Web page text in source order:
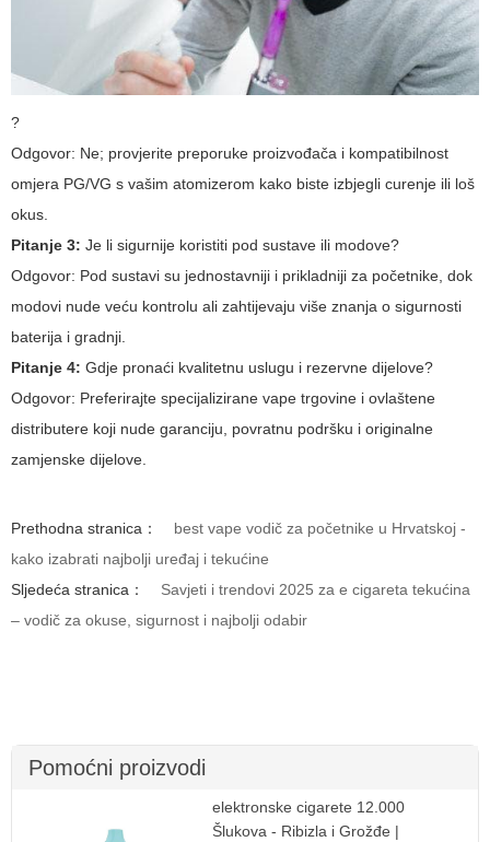
?
Odgovor: Ne; provjerite preporuke proizvođača i kompatibilnost
omjera PG/VG s vašim atomizerom kako biste izbjegli curenje ili loš
okus.
Pitanje 3: Je li sigurnije koristiti pod sustave ili modove?
Odgovor: Pod sustavi su jednostavniji i prikladniji za početnike, dok
modovi nude veću kontrolu ali zahtijevaju više znanja o sigurnosti
baterija i gradnji.
Pitanje 4: Gdje pronaći kvalitetnu uslugu i rezervne dijelove?
Odgovor: Preferirajte specijalizirane vape trgovine i ovlaštene
distributere koji nude garanciju, povratnu podršku i originalne
zamjenske dijelove.
Prethodna stranica：
best vape vodič za početnike u Hrvatskoj -
kako izabrati najbolji uređaj i tekućine
Sljedeća stranica：
Savjeti i trendovi 2025 za e cigareta tekućina
– vodič za okuse, sigurnost i najbolji odabir
Pomoćni proizvodi
elektronske cigarete 12.000
Šlukova - Ribizla i Grožđe |